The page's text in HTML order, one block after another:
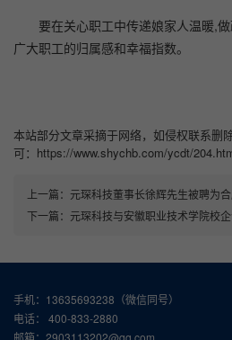
要在关心职工中传递娘家人温暖,
广大职工的归属感和幸福指数。
本站部分文章采摘于网络，如侵权联系删
可：https://www.shychb.com/ycdt/
上一篇： 元琛科技董事长徐辉先生被聘为合肥
下一篇： 元琛科技与安徽职业技术学院校
手机：13635693238（微信同号）
电话： 400-833-2880
邮箱：2903113202@qq.com